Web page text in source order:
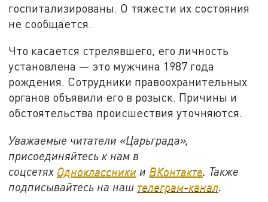
госпитализированы. О тяжести их состояния
не сообщается.
Что касается стрелявшего, его личность
установлена — это мужчина 1987 года
рождения. Сотрудники правоохранительных
органов объявили его в розыск. Причины и
обстоятельства происшествия уточняются.
Уважаемые читатели «Царьграда»,
присоединяйтесь к нам в
соцсетях Одноклассники и ВКонтакте. Также
подписывайтесь на наш телеграм-канал.